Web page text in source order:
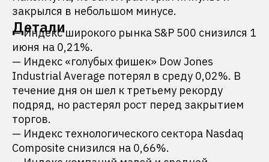
закрылся в небольшом минусе.
Детали
— Индекс широкого рынка S&P 500 снизился 1
июня на 0,21%.
— Индекс «голубых фишек» Dow Jones
Industrial Average потерял в среду 0,02%. В
течение дня он шел к третьему рекорду
подряд, но растерял рост перед закрытием
торгов.
— Индекс технологического сектора Nasdaq
Composite снизился на 0,66%.